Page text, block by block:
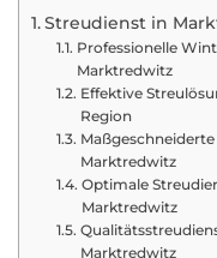
Streudienst in
Professionelle
Marktredwitz
Effektive
Region
Marktredwitz
Optimale
Marktredwitz
Marktredwitz